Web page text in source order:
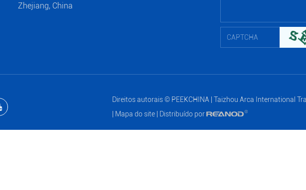
Zhejiang, China
Direitos autorais © PEEKCHINA | Taizhou Arca International
Mapa do site| Distribuído por